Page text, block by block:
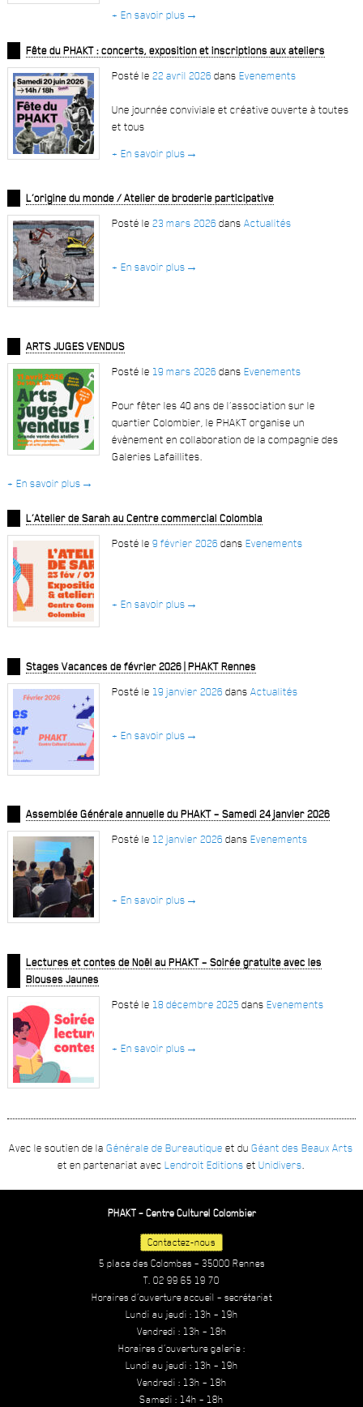
+ En savoir plus →
Fête du PHAKT : concerts, exposition et inscriptions aux ateliers
Posté le 22 avril 2026 dans Evenements
Une journée conviviale et créative ouverte à toutes
et tous
+ En savoir plus →
L’origine du monde / Atelier de broderie participative
Posté le 23 mars 2026 dans Actualités
+ En savoir plus →
ARTS JUGES VENDUS
Posté le 19 mars 2026 dans Evenements
Pour fêter les 40 ans de l’association sur le
quartier Colombier, le PHAKT organise un
évènement en collaboration de la compagnie des
Galeries Lafaillites.
+ En savoir plus →
L’Atelier de Sarah au Centre commercial Colombia
Posté le 9 février 2026 dans Evenements
+ En savoir plus →
Stages Vacances de février 2026 | PHAKT Rennes
Posté le 19 janvier 2026 dans Actualités
+ En savoir plus →
Assemblée Générale annuelle du PHAKT – Samedi 24 janvier 2026
Posté le 12 janvier 2026 dans Evenements
+ En savoir plus →
Lectures et contes de Noël au PHAKT – Soirée gratuite avec les
Blouses Jaunes
Posté le 18 décembre 2025 dans Evenements
+ En savoir plus →
Avec le soutien de laGénérale de Bureautique et duGéant des Beaux Arts
et en partenariat avecLendroit Editions etUnidivers
PHAKT – Centre Culturel Colombier
Contactez-nous
5 place des Colombes – 35000 Rennes
T. 02 99 65 19 70
Horaires d’ouverture accueil – secrétariat
Lundi au jeudi : 13h – 19h
Vendredi : 13h – 18h
Horaires d’ouverture galerie :
Lundi au jeudi : 13h – 19h
Vendredi : 13h – 18h
Samedi : 14h – 18h